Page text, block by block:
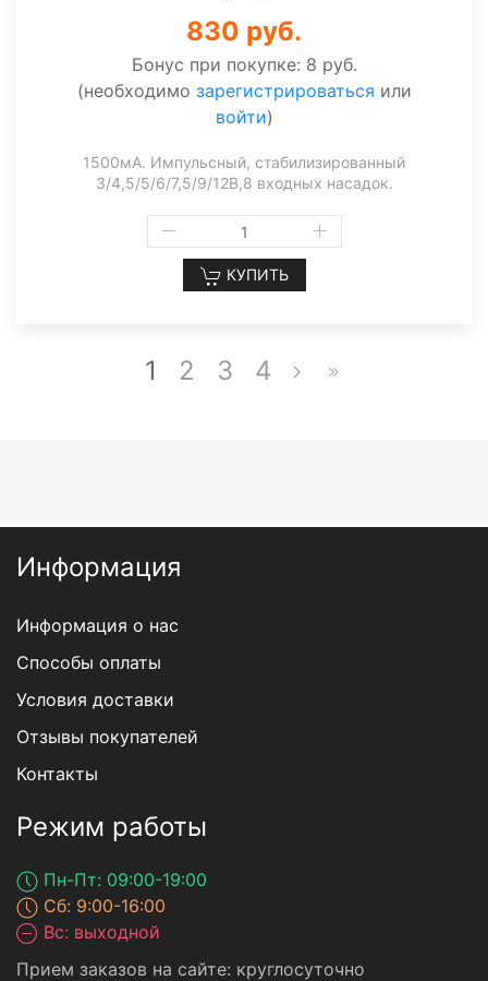
830 руб.
Бонус при покупке: 8 руб.
(необходимо зарегистрироваться или
войти)
1500мА. Импульсный, стабилизированный
3/4,5/5/6/7,5/9/12В,8 входных насадок.
КУПИТЬ
1 2 3 4
Информация
Информация о нас
Способы оплаты
Условия доставки
Отзывы покупателей
Контакты
Режим работы
Пн-Пт: 09:00-19:00
Сб: 9:00-16:00
Вс: выходной
Прием заказов на сайте: круглосуточно